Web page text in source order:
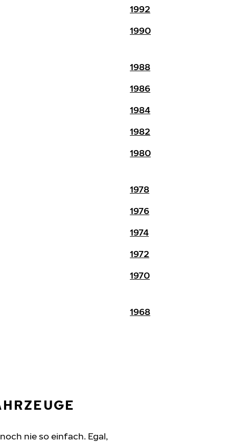
1992
1990
1988
1986
1984
1982
1980
1978
1976
1974
1972
1970
1968
nie so einfach. Egal,